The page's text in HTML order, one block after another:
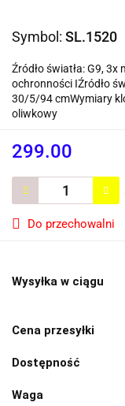
Symbol: SL.1520
Źródło światła: G9, 3x
ochronności IŹródło
30/5/94 cmWymiary
oliwkowy
299.00
Do przechowalni
Wysyłka w ciągu
Cena przesyłki
Dostępność
Waga